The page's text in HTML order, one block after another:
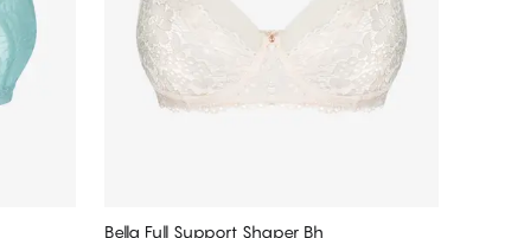
Bella Full Support Shaper Bh